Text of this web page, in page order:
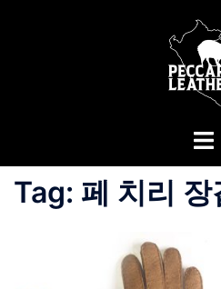
Tag: 페 치리 장